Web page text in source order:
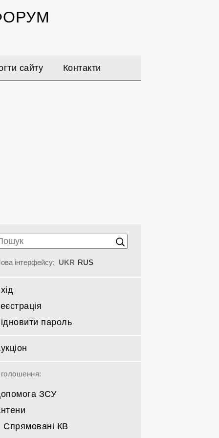
сайту Контакти
інтерфейсу: UKR RUS
пароль
ЗСУ
Спрямовані КВ